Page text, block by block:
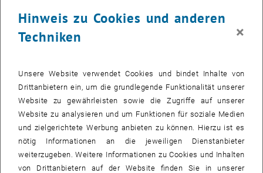
Hinweis zu Cookies und anderen
Techniken
×
Unsere Website verwendet Cookies und bindet Inhalte von
Drittanbietern ein, um die grundlegende Funktionalität unserer
Website zu gewährleisten sowie die Zugriffe auf unserer
Website zu analysieren und um Funktionen für soziale Medien
und zielgerichtete Werbung anbieten zu können. Hierzu ist es
nötig Informationen an die jeweiligen Dienstanbieter
weiterzugeben. Weitere Informationen zu Cookies und Inhalten
von Drittanbietern auf der Website finden Sie in unserer